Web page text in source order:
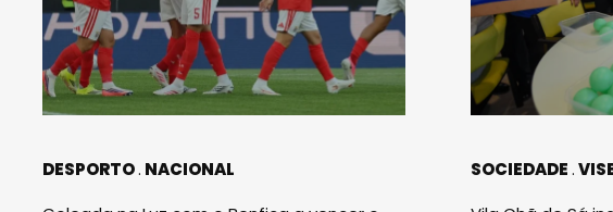
DESPORTO NACIONAL
SOCIEDADE